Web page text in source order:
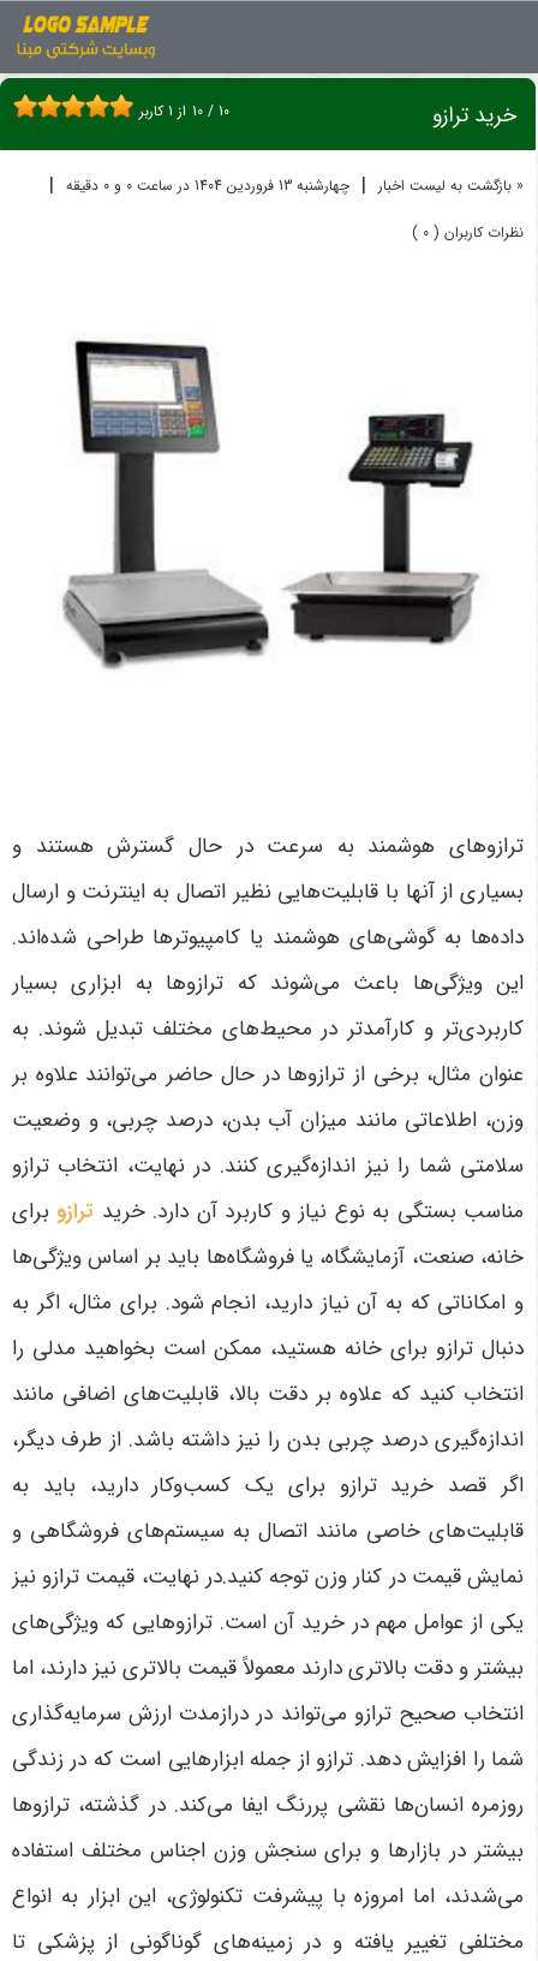
خرید ترازو 10 / 10 از 1کاربر
« بازگشت به لیست اخبار | چهارشنبه 13 فروردين 1404 در ساعت 0 و 0 دقیقه |
نظرات کاربران ( 0 )
ترازوهای هوشمند به سرعت در حال گسترش هستند و
بسیاری از آنها با قابلیت‌هایی نظیر اتصال به اینترنت و ارسال
داده‌ها به گوشی‌های هوشمند یا کامپیوترها طراحی شده‌اند.
این ویژگی‌ها باعث می‌شوند که ترازوها به ابزاری بسیار
کاربردی‌تر و کارآمدتر در محیط‌های مختلف تبدیل شوند. به
عنوان مثال، برخی از ترازوها در حال حاضر می‌توانند علاوه بر
وزن، اطلاعاتی مانند میزان آب بدن، درصد چربی، و وضعیت
سلامتی شما را نیز اندازه‌گیری کنند. در نهایت، انتخاب ترازو
مناسب بستگی به نوع نیاز و کاربرد آن دارد. خرید ترازو برای
خانه، صنعت، آزمایشگاه، یا فروشگاه‌ها باید بر اساس ویژگی‌ها
و امکاناتی که به آن نیاز دارید، انجام شود. برای مثال، اگر به
دنبال ترازو برای خانه هستید، ممکن است بخواهید مدلی را
انتخاب کنید که علاوه بر دقت بالا، قابلیت‌های اضافی مانند
اندازه‌گیری درصد چربی بدن را نیز داشته باشد. از طرف دیگر،
اگر قصد خرید ترازو برای یک کسب‌وکار دارید، باید به
قابلیت‌های خاصی مانند اتصال به سیستم‌های فروشگاهی و
نمایش قیمت در کنار وزن توجه کنید.در نهایت، قیمت ترازو نیز
یکی از عوامل مهم در خرید آن است. ترازوهایی که ویژگی‌های
بیشتر و دقت بالاتری دارند معمولاً قیمت بالاتری نیز دارند، اما
انتخاب صحیح ترازو می‌تواند در درازمدت ارزش سرمایه‌گذاری
شما را افزایش دهد. ترازو از جمله ابزارهایی است که در زندگی
روزمره انسان‌ها نقشی پررنگ ایفا می‌کند. در گذشته، ترازوها
بیشتر در بازارها و برای سنجش وزن اجناس مختلف استفاده
می‌شدند، اما امروزه با پیشرفت تکنولوژی، این ابزار به انواع
مختلفی تغییر یافته و در زمینه‌های گوناگونی از پزشکی تا